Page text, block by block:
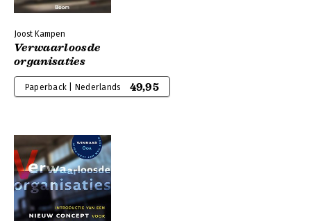
Joost Kampen
Verwaarloosde
organisaties
Paperback | Nederlands 49,95